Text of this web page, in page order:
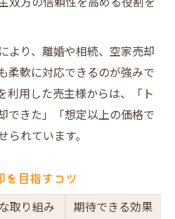
より、離婚や相続、空家売却
柔軟に対応できるのが強みで
利用した売主様からは、「ト
できた」「想定以上の価格で
れています。
を目指すコツ
取り組み
期待できる効果